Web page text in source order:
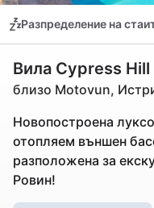
Разпределение на
Вила Cypress Hill
близо Motovun,
Новопостроена
отопляем външен
разположена за
Ровин!